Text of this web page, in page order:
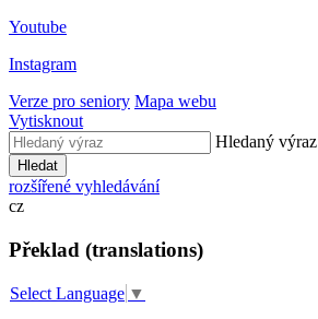
Youtube
Instagram
Verze pro seniory Mapa webu
Vytisknout
Hledaný výraz
Hledat
rozšířené vyhledávání
cz
Překlad (translations)
Select Language ▼